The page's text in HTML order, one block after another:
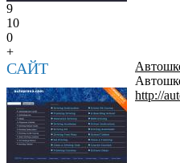
9
10
0
+
САЙТ
http://